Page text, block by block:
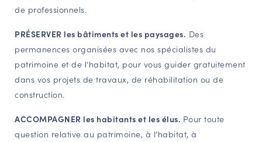
de professionnels.
PRÉSERVER les bâtiments et les paysages. Des
permanences organisées avec nos spécialistes du
patrimoine et de l’habitat, pour vous guider gratuitement
dans vos projets de travaux, de réhabilitation ou de
construction.
ACCOMPAGNER les habitants et les élus. Pour toute
question relative au patrimoine, à l’habitat, à